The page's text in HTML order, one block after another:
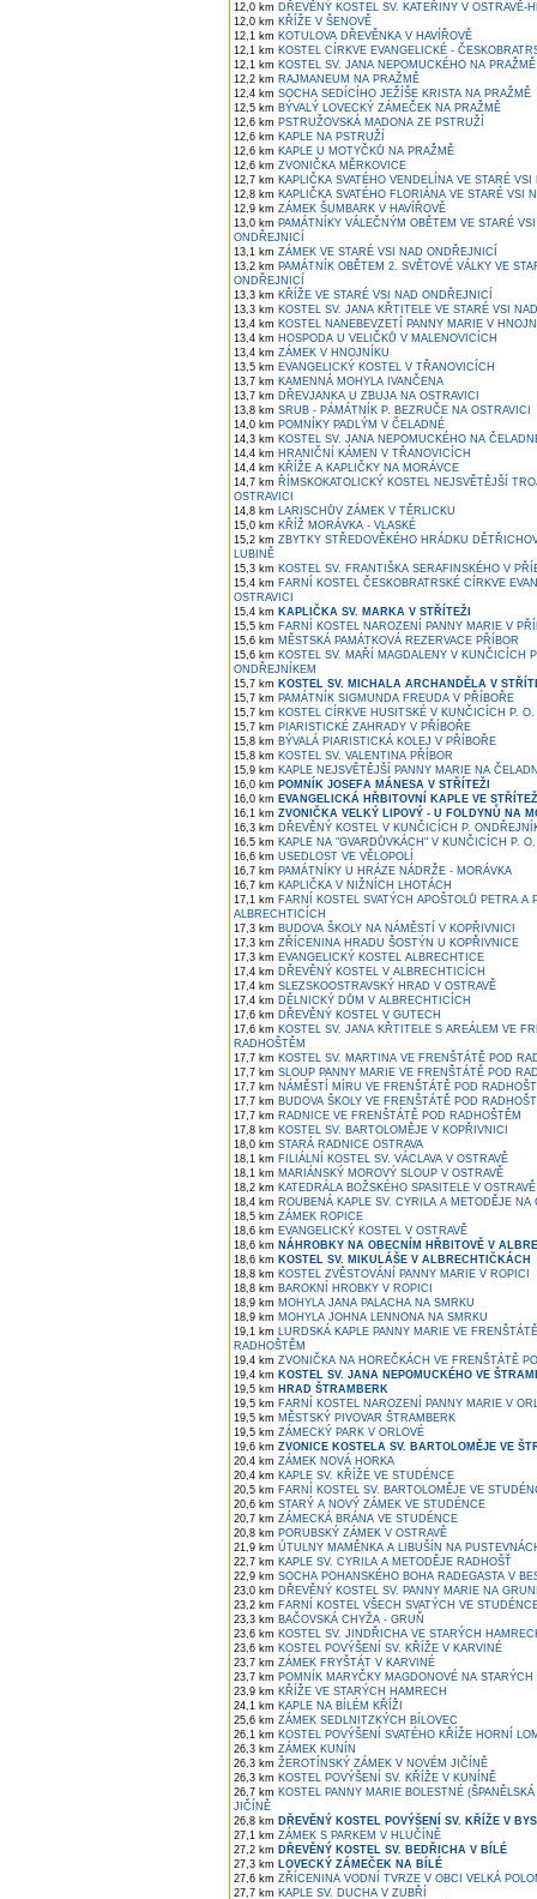
12,0 km DŘEVĚNÝ KOSTEL SV. KATEŘINY V OSTRAVĚ-
12,0 km KŘÍŽE V ŠENOVĚ
12,1 km KOTULOVA DŘEVĚNKA V HAVÍŘOVĚ
12,1 km KOSTEL CÍRKVE EVANGELICKÉ -
12,1 km KOSTEL SV. JANA NEPOMUCKÉHO NA PRAŽMĚ
12,2 km RAJMANEUM NA PRAŽMĚ
12,4 km SOCHA SEDÍCÍHO JEŽÍŠE KRISTA NA PRAŽMĚ
12,5 km BÝVALÝ LOVECKÝ ZÁMEČEK NA PRAŽMĚ
12,6 km PSTRUŽOVSKÁ MADONA ZE PSTRUŽÍ
12,6 km KAPLE NA PSTRUŽÍ
12,6 km KAPLE U MOTYČKŮ NA PRAŽMĚ
12,6 km ZVONIČKA MĚRKOVICE
12,7 km KAPLIČKA SVATÉHO VENDELÍNA VE STARÉ
12,8 km KAPLIČKA SVATÉHO FLORIÁNA VE STARÉ VSI
12,9 km ZÁMEK ŠUMBARK V HAVÍŘOVĚ
13,0 km PAMÁTNÍKY VÁLEČNÝM OBĚTEM VE STARÉ
ONDŘEJNICÍ
13,1 km ZÁMEK VE STARÉ VSI NAD ONDŘEJNICÍ
13,2 km PAMÁTNÍK OBĚTEM 2. SVĚTOVÉ VÁLKY VE
ONDŘEJNICÍ
13,3 km KŘÍŽE VE STARÉ VSI NAD ONDŘEJNICÍ
13,3 km KOSTEL SV. JANA KŘTITELE VE STARÉ VSI
13,4 km KOSTEL NANEBEVZETÍ PANNY MARIE V
13,4 km HOSPODA U VELIČKŮ V MALENOVICÍCH
13,4 km ZÁMEK V HNOJNÍKU
13,5 km EVANGELICKÝ KOSTEL V TŘANOVICÍCH
13,7 km KAMENNÁ MOHYLA IVANČENA
13,7 km DŘEVJANKA U ZBUJA NA OSTRAVICI
13,8 km SRUB - PÁMÁTNÍK P. BEZRUČE NA OSTRAVICI
14,0 km POMNÍKY PADLÝM V ČELADNÉ
14,3 km KOSTEL SV. JANA NEPOMUCKÉHO NA
14,4 km HRANIČNÍ KÁMEN V TŘANOVICÍCH
14,4 km KŘÍŽE A KAPLIČKY NA MORÁVCE
14,7 km ŘÍMSKOKATOLICKÝ KOSTEL NEJSVĚTĚJŠÍ
OSTRAVICI
14,8 km LARISCHŮV ZÁMEK V TĚRLICKU
15,0 km KŘÍŽ MORÁVKA - VLASKÉ
15,2 km ZBYTKY STŘEDOVĚKÉHO HRÁDKU
LUBINĚ
15,3 km KOSTEL SV. FRANTIŠKA SERAFINSKÉHO V
15,4 km FARNÍ KOSTEL ČESKOBRATRSKÉ CÍRKVE
OSTRAVICI
15,4 km KAPLIČKA SV. MARKA V STŘÍTEŽI
15,5 km FARNÍ KOSTEL NAROZENÍ PANNY MARIE V
15,6 km MĚSTSKÁ PAMÁTKOVÁ REZERVACE PŘÍBOR
15,6 km KOSTEL SV. MAŘÍ MAGDALENY V KUNČICÍCH
ONDŘEJNÍKEM
15,7 km KOSTEL SV. MICHALA ARCHANDĚLA V
15,7 km PAMÁTNÍK SIGMUNDA FREUDA V PŘÍBOŘE
15,7 km KOSTEL CÍRKVE HUSITSKÉ V KUNČICÍCH P. O.
15,7 km PIARISTICKÉ ZAHRADY V PŘÍBOŘE
15,8 km BÝVALÁ PIARISTICKÁ KOLEJ V PŘÍBOŘE
15,8 km KOSTEL SV. VALENTINA PŘÍBOR
15,9 km KAPLE NEJSVĚTĚJŠÍ PANNY MARIE NA
16,0 km POMNÍK JOSEFA MÁNESA V STŘÍTEŽI
16,0 km EVANGELICKÁ HŘBITOVNÍ KAPLE VE
16,1 km ZVONIČKA VELKÝ LIPOVÝ - U FOLDYNŮ NA
16,3 km DŘEVĚNÝ KOSTEL V KUNČICÍCH P.
16,5 km KAPLE NA "GVARDŮVKÁCH" V KUNČICÍCH P. O.
16,6 km USEDLOST VE VĚLOPOLÍ
16,7 km PAMÁTNÍKY U HRÁZE NÁDRŽE - MORÁVKA
16,7 km KAPLIČKA V NIŽNÍCH LHOTÁCH
17,1 km FARNÍ KOSTEL SVATÝCH APOŠTOLŮ PETRA A
ALBRECHTICÍCH
17,3 km BUDOVA ŠKOLY NA NÁMĚSTÍ V KOPŘIVNICI
17,3 km ZŘÍCENINA HRADU ŠOSTÝN U KOPŘIVNICE
17,3 km EVANGELICKÝ KOSTEL ALBRECHTICE
17,4 km DŘEVĚNÝ KOSTEL V ALBRECHTICÍCH
17,4 km SLEZSKOOSTRAVSKÝ HRAD V OSTRAVĚ
17,4 km DĚLNICKÝ DŮM V ALBRECHTICÍCH
17,6 km DŘEVĚNÝ KOSTEL V GUTECH
17,6 km KOSTEL SV. JANA KŘTITELE S AREÁLEM VE
RADHOŠTĚM
17,7 km KOSTEL SV. MARTINA VE FRENŠTÁTĚ POD
17,7 km SLOUP PANNY MARIE VE FRENŠTÁTĚ POD
17,7 km NÁMĚSTÍ MÍRU VE FRENŠTÁTĚ POD
17,7 km BUDOVA ŠKOLY VE FRENŠTÁTĚ POD
17,7 km RADNICE VE FRENŠTÁTĚ POD RADHOŠTĚM
17,8 km KOSTEL SV. BARTOLOMĚJE V KOPŘIVNICI
18,0 km STARÁ RADNICE OSTRAVA
18,1 km FILIÁLNÍ KOSTEL SV. VÁCLAVA V OSTRAVĚ
18,1 km MARIÁNSKÝ MOROVÝ SLOUP V OSTRAVĚ
18,2 km KATEDRÁLA BOŽSKÉHO SPASITELE V OSTRAVĚ
18,4 km ROUBENÁ KAPLE SV. CYRILA A METODĚJE NA
18,5 km ZÁMEK ROPICE
18,6 km EVANGELICKÝ KOSTEL V OSTRAVĚ
18,6 km NÁHROBKY NA OBECNÍM HŘBITOVĚ V
18,6 km KOSTEL SV. MIKULÁŠE V ALBRECHTIČKÁCH
18,8 km KOSTEL ZVĚSTOVÁNÍ PANNY MARIE V ROPICI
18,8 km BAROKNÍ HROBKY V ROPICI
18,9 km MOHYLA JANA PALACHA NA SMRKU
18,9 km MOHYLA JOHNA LENNONA NA SMRKU
19,1 km LURDSKÁ KAPLE PANNY MARIE VE
RADHOŠTĚM
19,4 km ZVONIČKA NA HOREČKÁCH VE FRENŠTÁTĚ
19,4 km KOSTEL SV. JANA NEPOMUCKÉHO VE
19,5 km HRAD ŠTRAMBERK
19,5 km FARNÍ KOSTEL NAROZENÍ PANNY MARIE V
19,5 km MĚSTSKÝ PIVOVAR ŠTRAMBERK
19,5 km ZÁMECKÝ PARK V ORLOVÉ
19,6 km ZVONICE KOSTELA SV. BARTOLOMĚJE VE
20,4 km ZÁMEK NOVÁ HORKA
20,4 km KAPLE SV. KŘÍŽE VE STUDÉNCE
20,5 km FARNÍ KOSTEL SV. BARTOLOMĚJE VE
20,6 km STARÝ A NOVÝ ZÁMEK VE STUDÉNCE
20,7 km ZÁMECKÁ BRÁNA VE STUDÉNCE
20,8 km PORUBSKÝ ZÁMEK V OSTRAVĚ
21,9 km ÚTULNY MAMĚNKA A LIBUŠÍN NA
22,7 km KAPLE SV. CYRILA A METODĚJE RADHOŠŤ
22,9 km SOCHA POHANSKÉHO BOHA RADEGASTA V
23,0 km DŘEVĚNÝ KOSTEL SV. PANNY MARIE NA
23,2 km FARNÍ KOSTEL VŠECH SVATÝCH VE
23,3 km BAČOVSKÁ CHYŽA - GRUŇ
23,6 km KOSTEL SV. JINDŘICHA VE STARÝCH
23,6 km KOSTEL POVÝŠENÍ SV. KŘÍŽE V KARVINÉ
23,7 km ZÁMEK FRYŠTÁT V KARVINÉ
23,7 km POMNÍK MARYČKY MAGDONOVÉ NA
23,9 km KŘÍŽE VE STARÝCH HAMRECH
24,1 km KAPLE NA BÍLÉM KŘÍŽI
25,6 km ZÁMEK SEDLNITZKÝCH BÍLOVEC
26,1 km KOSTEL POVÝŠENÍ SVATÉHO KŘÍŽE HORNÍ
26,3 km ZÁMEK KUNÍN
26,3 km ŽEROTÍNSKÝ ZÁMEK V NOVÉM JIČÍNĚ
26,3 km KOSTEL POVÝŠENÍ SV. KŘÍŽE V KUNÍNĚ
26,7 km KOSTEL PANNY MARIE BOLESTNÉ
JIČÍNĚ
26,8 km DŘEVĚNÝ KOSTEL POVÝŠENÍ SV. KŘÍŽE V
27,1 km ZÁMEK S PARKEM V HLUČÍNĚ
27,2 km DŘEVĚNÝ KOSTEL SV. BEDŘICHA V BÍLÉ
27,3 km LOVECKÝ ZÁMEČEK NA BÍLÉ
27,6 km ZŘÍCENINA VODNÍ TVRZE V OBCI VELKÁ
27,7 km KAPLE SV. DUCHA V ZUBŘÍ